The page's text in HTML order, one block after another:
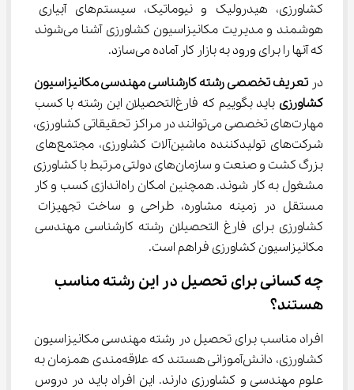
کشاورزی، هیدرولیک و نیوماتیک، سیستم‌های آبیاری
هوشمند و مدیریت مکانیزاسیون کشاورزی آشنا می‌شوند
که آنها را برای ورود به بازار کار آماده می‌سازد.
در تعریف تخصصی رشته کارشناسی مهندسی مکانیزاسیون
کشاورزی
باید بگوییم که فارغ‌التحصیلان این رشته با کسب
مهارت‌های تخصصی می‌توانند در مراکز تحقیقاتی کشاورزی،
شرکت‌های تولیدکننده ماشین‌آلات کشاورزی، مجتمع‌های
بزرگ کشت و صنعت و سازمان‌های دولتی مرتبط با کشاورزی
مشغول به کار شوند. همچنین امکان راه‌اندازی کسب و کار
مستقل در زمینه مشاوره، طراحی و ساخت تجهیزات
کشاورزی برای فارغ التحصیلان رشته کارشناسی مهندسی
مکانیزاسیون کشاورزی فراهم است.
چه کسانی برای تحصیل در این رشته مناسب
هستند؟
افراد مناسب برای تحصیل در رشته مهندسی مکانیزاسیون
کشاورزی، دانش‌آموزانی هستند که علاقه‌مندی همزمان به
علوم مهندسی و کشاورزی دارند. این افراد باید در دروس